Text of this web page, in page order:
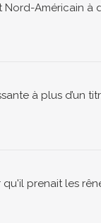
Américain à
à plus d’un
prenait les